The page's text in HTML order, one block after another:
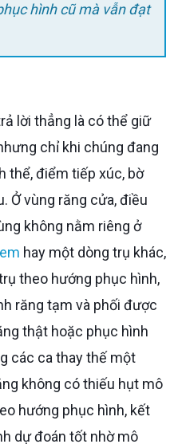
hình cũ mà vẫn đạt
chỉ khi chúng đang
thể, điểm tiếp xúc, bờ
Ở vùng răng cửa, điều
không nằm riêng ở
hay một dòng trụ khác,
theo hướng phục hình,
răng tạm và phối được
thật hoặc phục hình
các ca thay thế một
không có thiếu hụt mô
hướng phục hình, kết
dự đoán tốt nhờ mô